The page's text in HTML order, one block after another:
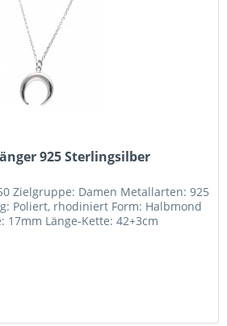
925 Sterlingsilber
Zielgruppe: Damen Metallarten: 925
Poliert, rhodiniert Form: Halbmond
17mm Länge-Kette: 42+3cm